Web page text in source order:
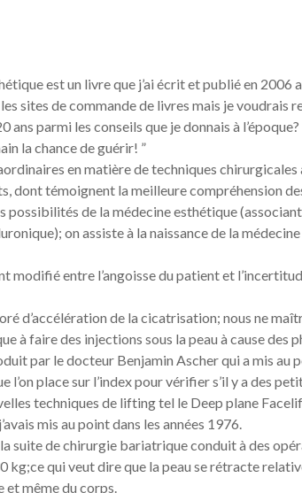
est un livre que j’ai écrit et publié en 2006
sites de commande de livres mais je voudrais
ans parmi les conseils que je donnais à l’époque?
la chance de guérir! ”
en matière de techniques
dont témoignent la meilleure compréhension
possibilités de la médecine esthétique
on assiste à la naissance de la
modifié entre l’angoisse du patient et
d’accélération de la cicatrisation; nous ne
à faire des injections sous la peau à cause des
par le docteur Benjamin Ascher qui a mis au
place sur l’index pour vérifier s’il y a des
techniques de lifting tel le Deep plane
mis au point dans les années 1976.
suite de chirurgie bariatrique conduit à des
kg;ce qui veut dire que la peau se rétracte
et même du corps.